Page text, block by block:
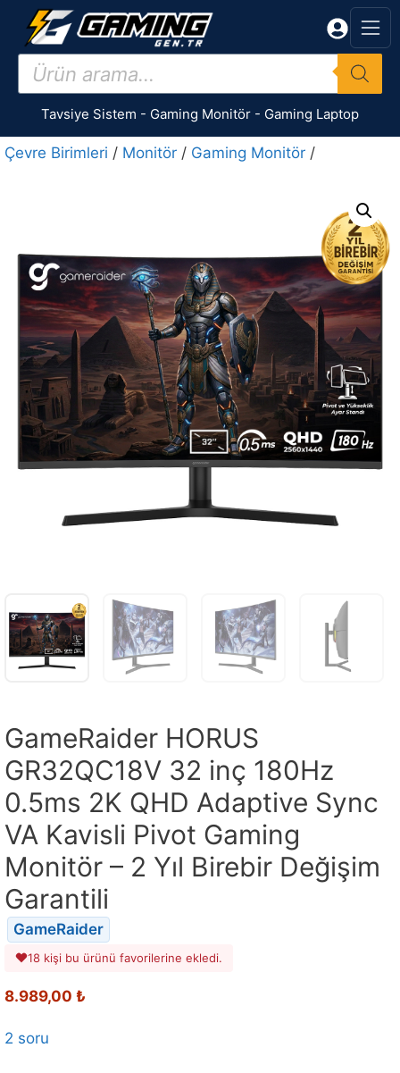
İçeriğe
Products
search
Tavsiye Sistem - Gaming Monitör - Gaming Laptop
Çevre Birimleri / Monitör / Gaming Monitör /
GameRaider HORUS
GR32QC18V 32 inç 180Hz
0.5ms 2K QHD Adaptive Sync
VA Kavisli Pivot Gaming
Monitör – 2 Yıl Birebir Değişim
Garantili
GameRaider
18 kişi bu ürünü favorilerine ekledi.
8.989,00 ₺
2 soru